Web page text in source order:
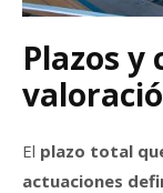
Plazos y
El plazo total
actuaciones